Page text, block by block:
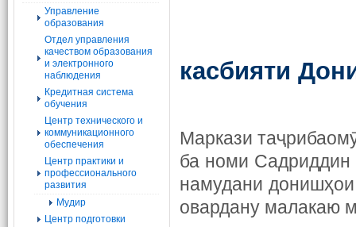
Управление
образования
Отдел управления
качеством образования
и электронного
наблюдения
Кредитная система
обучения
Центр технического и
коммуникационного
обеспечения
Центр практики и
профессионального
развития
Мудир
Центр подготовки
касбияти
Маркази
ба номи Садриддин
намудани
овардану малакаю